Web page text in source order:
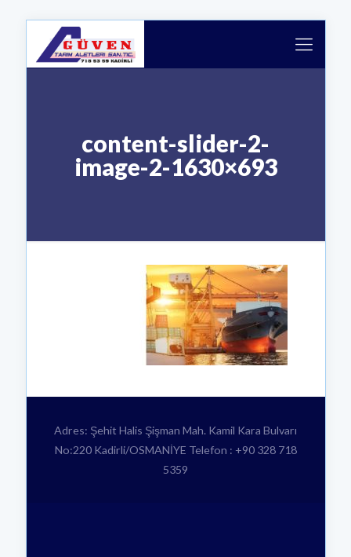
content-slider-2-
image-2-1630×693
Adres: Şehit Halis Şişman Mah. Kamil Kara Bulvarı
No:220 Kadirli/OSMANİYE Telefon : +90 328 718
5359